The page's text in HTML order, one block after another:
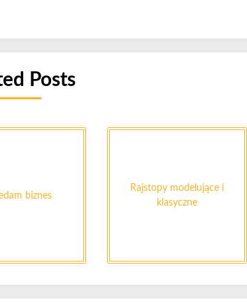
Posts
biznes
Rajstopy modelujące i
klasyczne